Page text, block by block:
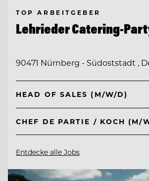
TOP ARBEITGEBER
Lehrieder Catering-
90471 Nürnberg - Südoststadt ,
HEAD OF SALES (M/W/D)
CHEF DE PARTIE / KOCH (M/
Entdecke alle Jobs